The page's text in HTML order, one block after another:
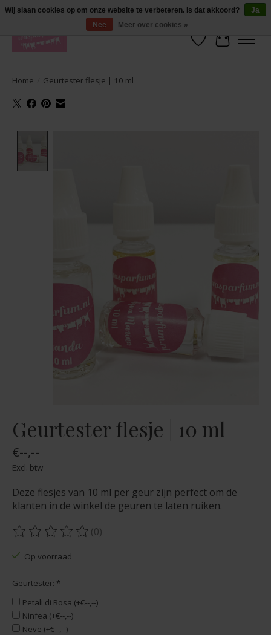
De lekkerste geuren wasparfum in uw eigen shop. Testers nodig? Ga naar
producten --> wasparfum --> geurtester
Verlanglijst
Home Geurtester flesje | 10 ml
Geurtester flesje | 10 ml
€--,--
Excl. btw
Deze flesjes van 10 ml per geur zijn perfect om de
klanten in de winkel de geuren te laten ruiken.
De beoordeling van dit product is
(0)
Op voorraad
Geurtester: *
Petali di Rosa (+€--,--)
Ninfea (+€--,--)
Neve (+€--,--)
Wij slaan cookies op om onze website te verbeteren. Is dat akkoord?
Ja
Nee
Meer over cookies »